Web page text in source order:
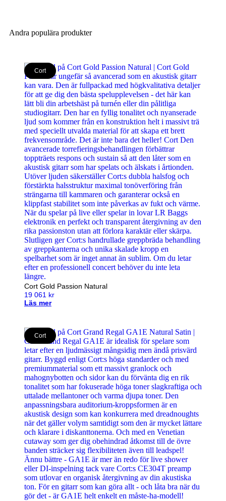
Andra populära produkter
Cort
Cort Gold Passion Natural
19 061 kr
Läs mer
Cort